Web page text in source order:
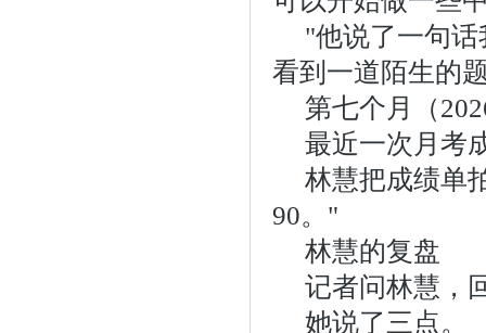
"他说了一句
看到一道陌生的
第七个月（
最近一次月考
林慧把成绩单
90。"
林慧的复盘
记者问林慧，
她说了三点。